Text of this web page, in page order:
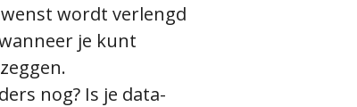
wordt verlengd
je kunt
nog? Is je data-